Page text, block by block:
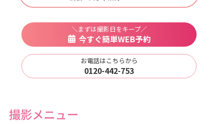
＼まずは撮影日をキープ／
今すぐ簡単WEB予約
お電話はこちらから
0120-442-753
撮影メニュー